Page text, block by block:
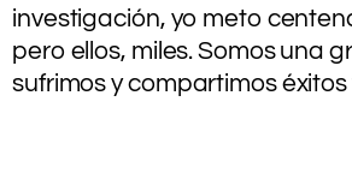
investigación, yo meto
pero ellos, miles. Somos una
sufrimos y compartimos éxitos